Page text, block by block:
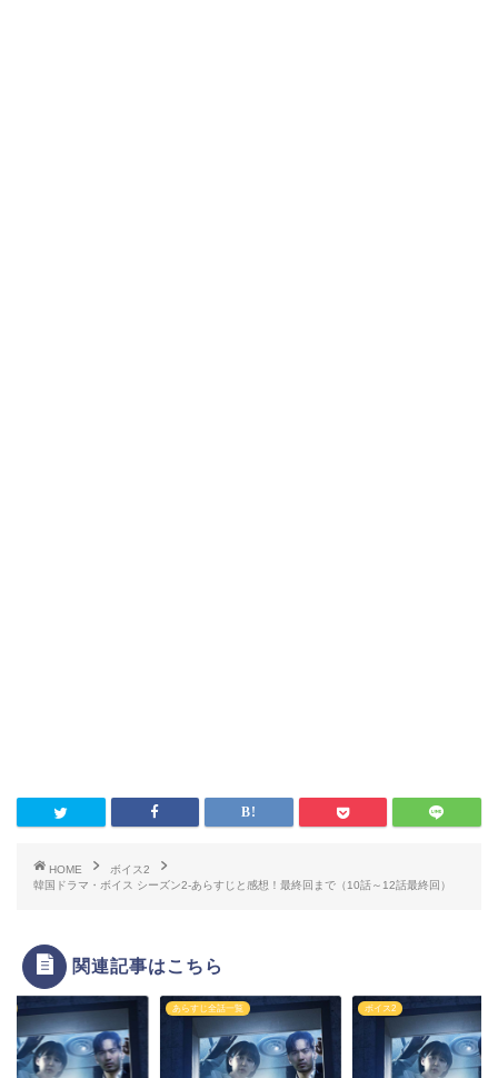
HOME
ボイス2
韓国ドラマ・ボイス シーズン2-あらすじと感想！最終回まで（10話～12話最終回）
関連記事はこちら
あらすじ全話一覧 ボイス2